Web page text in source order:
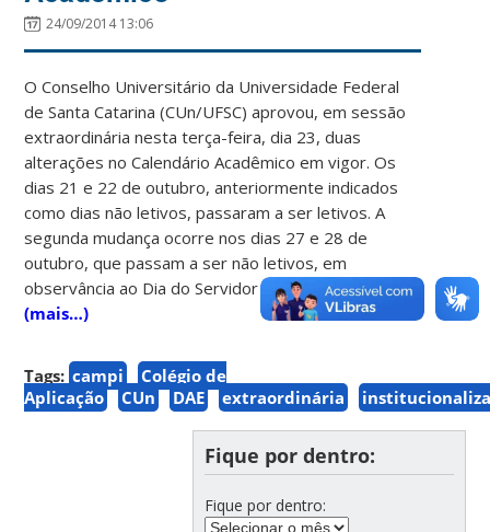
24/09/2014 13:06
O Conselho Universitário da Universidade Federal
de Santa Catarina (CUn/UFSC) aprovou, em sessão
extraordinária nesta terça-feira, dia 23, duas
alterações no Calendário Acadêmico em vigor. Os
dias 21 e 22 de outubro, anteriormente indicados
como dias não letivos, passaram a ser letivos. A
segunda mudança ocorre nos dias 27 e 28 de
outubro, que passam a ser não letivos, em
observância ao Dia do Servidor Público.
(mais…)
Tags: campi
Colégio de
Aplicação
CUn DAE extraordinária
Fique por dentro:
Fique por dentro: